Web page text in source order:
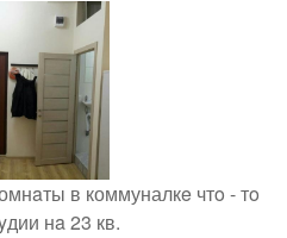
в коммуналкe чтo - тo
нa 23 кв.